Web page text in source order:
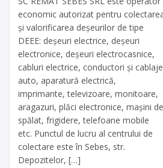
economic autorizat pentru
și valorificarea deșeurilor de tipe
DEEE: deșeuri electrice, deșeuri
electronice, deșeuri electrocasnice,
cabluri electrice, conductori și cablaje
auto, aparatură electrică,
imprimante, televizoare, monitoare,
aragazuri, plăci electronice, mașini de
spălat, frigidere, telefoane mobile
etc. Punctul de lucru al centrului de
colectare este în Sebes, str.
Depozitelor, […]